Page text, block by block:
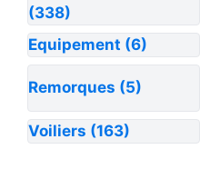
(338)
Equipement (6)
Remorques (5)
Voiliers (163)